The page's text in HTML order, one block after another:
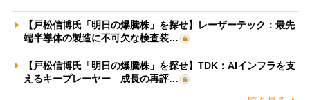
【戸松信博氏「明日の爆騰株」を探せ】レーザーテック：最先
端半導体の製造に不可欠な検査装…
【戸松信博氏「明日の爆騰株」を探せ】TDK：AIインフラを支
えるキープレーヤー 成長の再評…